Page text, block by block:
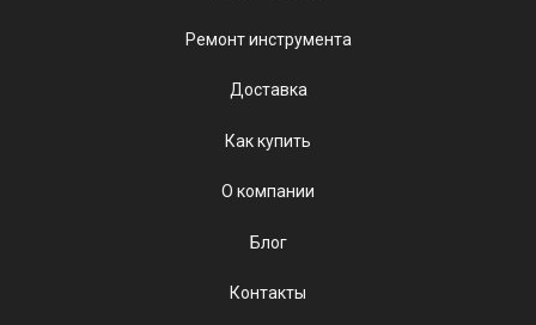
Ремонт инструмента
Доставка
Как купить
О компании
Блог
Контакты